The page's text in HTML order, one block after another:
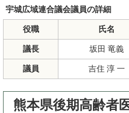
宇城広域連合議会議員の詳細
役職 氏名
議長 坂田 竜義
議員 吉住 淳 一
熊本県後期高齢者